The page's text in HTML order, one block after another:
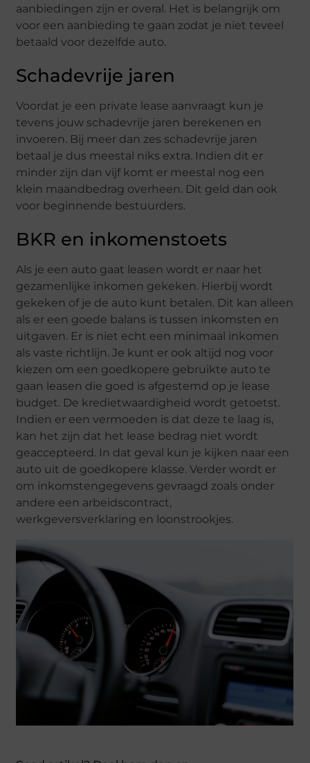
aanbiedingen zijn er overal. Het is belangrijk om
voor een aanbieding te gaan zodat je niet teveel
betaald voor dezelfde auto.
Schadevrije jaren
Voordat je een private lease aanvraagt kun je
tevens jouw schadevrije jaren berekenen en
invoeren. Bij meer dan zes schadevrije jaren
betaal je dus meestal niks extra. Indien dit er
minder zijn dan vijf komt er meestal nog een
klein maandbedrag overheen. Dit geld dan ook
voor beginnende bestuurders.
BKR en inkomenstoets
Als je een auto gaat leasen wordt er naar het
gezamenlijke inkomen gekeken. Hierbij wordt
gekeken of je de auto kunt betalen. Dit kan alleen
als er een goede balans is tussen inkomsten en
uitgaven. Er is niet echt een minimaal inkomen
als vaste richtlijn. Je kunt er ook altijd nog voor
kiezen om een goedkopere gebruikte auto te
gaan leasen die goed is afgestemd op je lease
budget. De kredietwaardigheid wordt getoetst.
Indien er een vermoeden is dat deze te laag is,
kan het zijn dat het lease bedrag niet wordt
geaccepteerd. In dat geval kun je kijken naar een
auto uit de goedkopere klasse. Verder wordt er
om inkomstengegevens gevraagd zoals onder
andere een arbeidscontract,
werkgeversverklaring en loonstrookjes.